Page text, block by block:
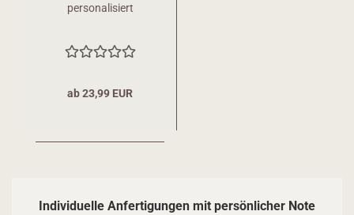
personalisiert
ab 23,99 EUR
Individuelle Anfertigungen mit persönlicher Note